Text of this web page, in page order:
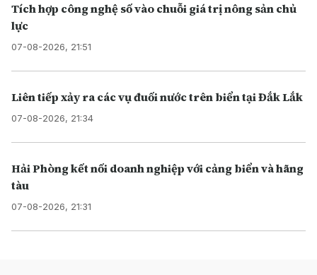
Tích hợp công nghệ số vào chuỗi giá trị nông sản chủ
lực
07-08-2026, 21:51
Liên tiếp xảy ra các vụ đuối nước trên biển tại Đắk Lắk
07-08-2026, 21:34
Hải Phòng kết nối doanh nghiệp với cảng biển và hãng
tàu
07-08-2026, 21:31